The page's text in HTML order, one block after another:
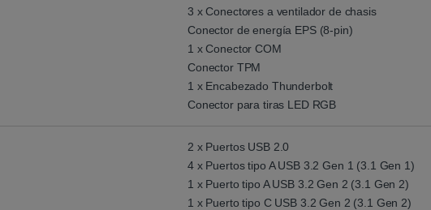
3 x Conectores a ventilador de chasis
Conector de energía EPS (8-pin)
1 x Conector COM
Conector TPM
1 x Encabezado Thunderbolt
Conector para tiras LED RGB
2 x Puertos USB 2.0
4 x Puertos tipo A USB 3.2 Gen 1 (3.1 Gen 1)
1 x Puerto tipo A USB 3.2 Gen 2 (3.1 Gen 2)
1 x Puerto tipo C USB 3.2 Gen 2 (3.1 Gen 2)